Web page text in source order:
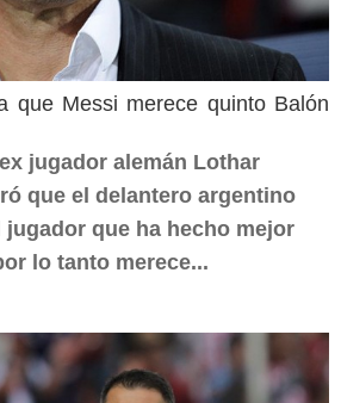
que Messi merece quinto Balón
jugador alemán Lothar
que el delantero argentino
jugador que ha hecho mejor
lo tanto merece...